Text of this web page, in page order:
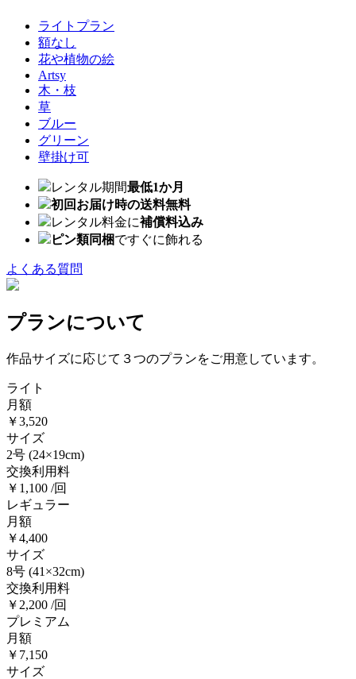
ライトプラン
額なし
花や植物の絵
Artsy
木・枝
草
ブルー
グリーン
壁掛け可
レンタル期間最低1か月
初回お届け時の送料無料
レンタル料金に補償料込み
ピン類同梱ですぐに飾れる
よくある質問
プランについて
作品サイズに応じて３つのプランをご用意しています。
ライト
月額
￥3,520
サイズ
2号 (24×19cm)
交換利用料
￥1,100 /回
レギュラー
月額
￥4,400
サイズ
8号 (41×32cm)
交換利用料
￥2,200 /回
プレミアム
月額
￥7,150
サイズ